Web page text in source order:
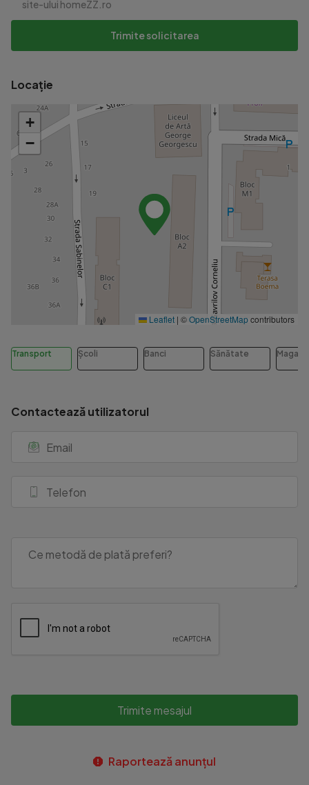
site-ului homeZZ.ro
Trimite solicitarea
Locație
+
−
Leaflet | ©OpenStreetMapcontributors
Transport Școli Banci Sănătate
Contactează utilizatorul
Trimite mesajul
Raportează anunțul